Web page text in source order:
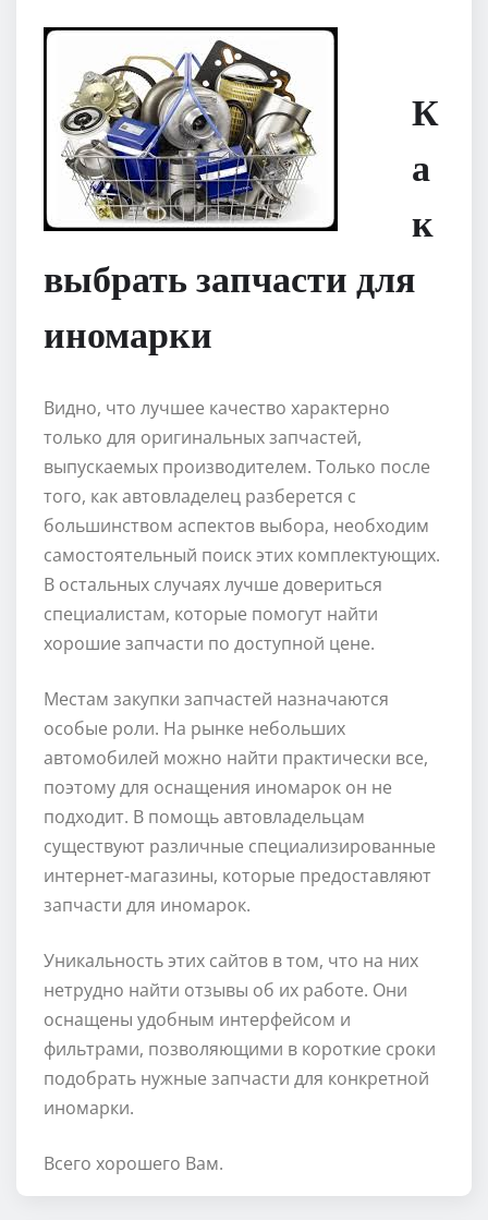
К
а
к
выбрать запчасти для
иномарки
Видно, что лучшее качество характерно
только для оригинальных запчастей,
выпускаемых производителем. Только после
того, как автовладелец разберется с
большинством аспектов выбора, необходим
самостоятельный поиск этих комплектующих.
В остальных случаях лучше довериться
специалистам, которые помогут найти
хорошие запчасти по доступной цене.
Местам закупки запчастей назначаются
особые роли. На рынке небольших
автомобилей можно найти практически все,
поэтому для оснащения иномарок он не
подходит. В помощь автовладельцам
существуют различные специализированные
интернет-магазины, которые предоставляют
запчасти для иномарок.
Уникальность этих сайтов в том, что на них
нетрудно найти отзывы об их работе. Они
оснащены удобным интерфейсом и
фильтрами, позволяющими в короткие сроки
подобрать нужные запчасти для конкретной
иномарки.
Всего хорошего Вам.